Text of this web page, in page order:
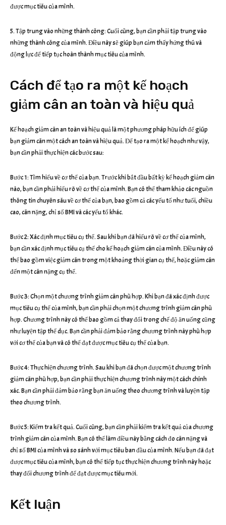
được mục tiêu của mình.
5. Tập trung vào những thành công: Cuối cùng, bạn cần phải tập trung vào
những thành công của mình. Điều này sẽ giúp bạn cảm thấy hứng thú và
động lực để tiếp tục hoàn thành mục tiêu của mình.
Cách để tạo ra một kế hoạch
giảm cân an toàn và hiệu quả
Kế hoạch giảm cân an toàn và hiệu quả là một phương pháp hữu ích để giúp
bạn giảm cân một cách an toàn và hiệu quả. Để tạo ra một kế hoạch như vậy,
bạn cần phải thực hiện các bước sau:
Bước 1: Tìm hiểu về cơ thể của bạn. Trước khi bắt đầu bất kỳ kế hoạch giảm cân
nào, bạn cần phải hiểu rõ về cơ thể của mình. Bạn có thể tham khảo các nguồn
thông tin chuyên sâu về cơ thể của bạn, bao gồm cả các yếu tố như tuổi, chiều
cao, cân nặng, chỉ số BMI và các yếu tố khác.
Bước 2: Xác định mục tiêu cụ thể. Sau khi bạn đã hiểu rõ về cơ thể của mình,
bạn cần xác định mục tiêu cụ thể cho kế hoạch giảm cân của mình. Điều này có
thể bao gồm việc giảm cân trong một khoảng thời gian cụ thể, hoặc giảm cân
đến một cân nặng cụ thể.
Bước 3: Chọn một chương trình giảm cân phù hợp. Khi bạn đã xác định được
mục tiêu cụ thể của mình, bạn cần phải chọn một chương trình giảm cân phù
hợp. Chương trình này có thể bao gồm cả thay đổi trong chế độ ăn uống cũng
như luyện tập thể dục. Bạn cần phải đảm bảo rằng chương trình này phù hợp
với cơ thể của bạn và có thể đạt được mục tiêu cụ thể của bạn.
Bước 4: Thực hiện chương trình. Sau khi bạn đã chọn được một chương trình
giảm cân phù hợp, bạn cần phải thực hiện chương trình này một cách chính
xác. Bạn cần phải đảm bảo rằng bạn ăn uống theo chương trình và luyện tập
theo chương trình.
Bước 5: Kiểm tra kết quả. Cuối cùng, bạn cần phải kiểm tra kết quả của chương
trình giảm cân của mình. Bạn có thể làm điều này bằng cách đo cân nặng và
chỉ số BMI của mình và so sánh với mục tiêu ban đầu của mình. Nếu bạn đã đạt
được mục tiêu của mình, bạn có thể tiếp tục thực hiện chương trình này hoặc
thay đổi chương trình để đạt được mục tiêu mới.
Kết luận